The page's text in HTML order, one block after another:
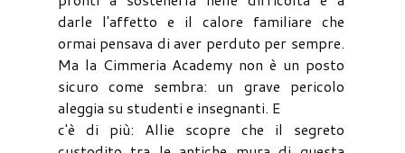
darle l'affetto e il calore familiare che
ormai pensava di aver perduto per sempre.
Ma la Cimmeria Academy non è un posto
sicuro come sembra: un grave pericolo
aleggia su studenti e insegnanti. E
c'è di più: Allie scopre che il segreto